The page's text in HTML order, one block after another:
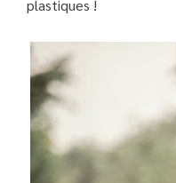
plastiques !